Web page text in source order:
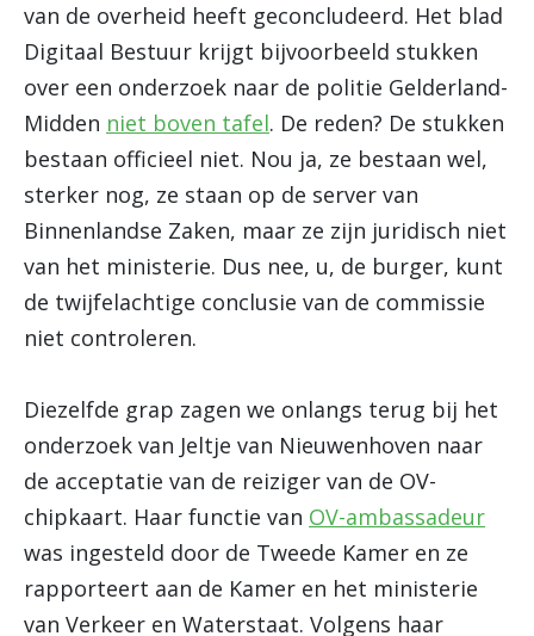
van de overheid heeft geconcludeerd. Het blad
Digitaal Bestuur krijgt bijvoorbeeld stukken
over een onderzoek naar de politie Gelderland-
Midden niet boven tafel. De reden? De stukken
bestaan officieel niet. Nou ja, ze bestaan wel,
sterker nog, ze staan op de server van
Binnenlandse Zaken, maar ze zijn juridisch niet
van het ministerie. Dus nee, u, de burger, kunt
de twijfelachtige conclusie van de commissie
niet controleren.
Diezelfde grap zagen we onlangs terug bij het
onderzoek van Jeltje van Nieuwenhoven naar
de acceptatie van de reiziger van de OV-
chipkaart. Haar functie van OV-ambassadeur
was ingesteld door de Tweede Kamer en ze
rapporteert aan de Kamer en het ministerie
van Verkeer en Waterstaat. Volgens haar